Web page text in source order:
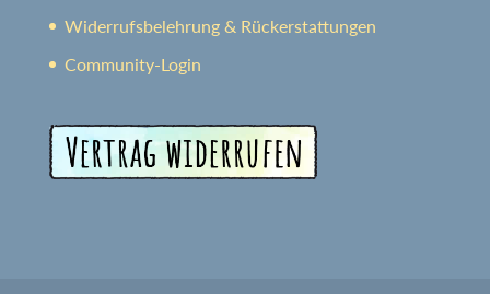
Widerrufsbelehrung & Rückerstattungen
Community-Login